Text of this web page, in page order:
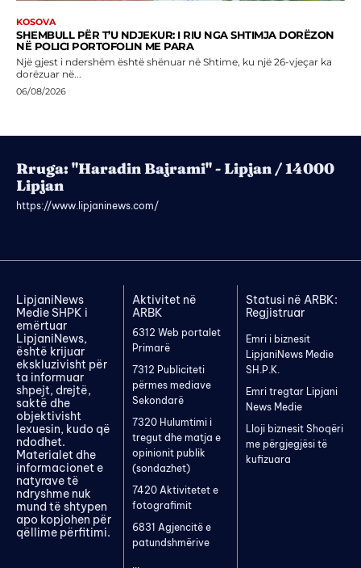
KOSOVA
SHEMBULL PËR T’U NDJEKUR: I RIU NGA SHTIMJA DORËZON
NË POLICI PORTOFOLIN ME PARA
Një gjest i ndershëm është shënuar në Shtime, ku një 26-vjeçar ka
dorëzuar në...
06/08/2026
Rruga: "Haradin Bajrami" - Lipjan / 14000
Lipjan
https://www.lipjaninews.com/
LipjaniNews
Medie SHPK i
emërtuar
LipjaniNews,
është krijuar
ekskluzivisht për
ta informuar
shpejt, drejtë,
saktë dhe
objektivisht
lexuesin, kudo që
ndodhet.
Materialet dhe
informacionet e
natyrave të
ndryshme nuk
mund të shtypen
apo kopjohen për
qëllime përfitimi.
Aktivitet në
ARBK
6312 Web portalet
Primarë
7312 Publiciteti
përmes mediave
Sekondarë
7320 Hulumtimi i
tregut dhe matja e
opinionit publik
(sondazhet)
7420 Aktivitetet e
fotografimit
6831 Agjencitë e
patundshmërive
...
Statusi në ARBK:
Regjistruar
Emri i biznesit
LipjaniNews Medie
SH.P.K.
Emri tregtar Lipjani
News Medie
Lloji biznesit Shoqëri
me përgjegjësi të
kufizuara